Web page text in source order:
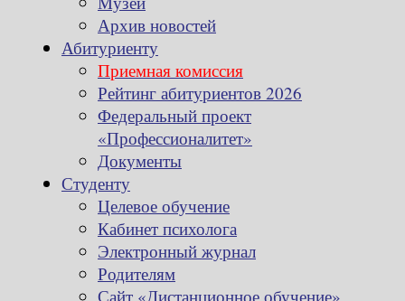
Архив новостей
Абитуриенту
Приемная комиссия
Рейтинг абитуриентов 2026
Федеральный проект
«Профессионалитет»
Документы
Студенту
Целевое обучение
Кабинет психолога
Электронный журнал
Родителям
Сайт «Дистанционное обучение»